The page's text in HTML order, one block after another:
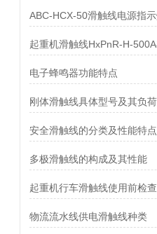
电子蜂鸣器功能特点
安全滑触线的分类及性能特点
多极滑触线的构成及其性能
物流流水线供电滑触线种类